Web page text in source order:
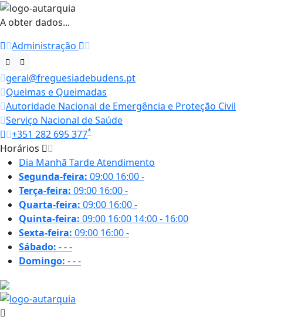
A obter dados...
Administração
geral@freguesiadebudens.pt
Queimas e Queimadas
Autoridade Nacional de Emergência e Proteção Civil
Serviço Nacional de Saúde
+351 282 695 377*
Horários
Dia Manhã TardeAtendimento
Segunda-feira: 09:00 16:00-
Terça-feira: 09:00 16:00-
Quarta-feira: 09:00 16:00-
Quinta-feira: 09:00 16:00 14:00 - 16:00
Sexta-feira: 09:00 16:00-
Sábado: ---
Domingo: ---